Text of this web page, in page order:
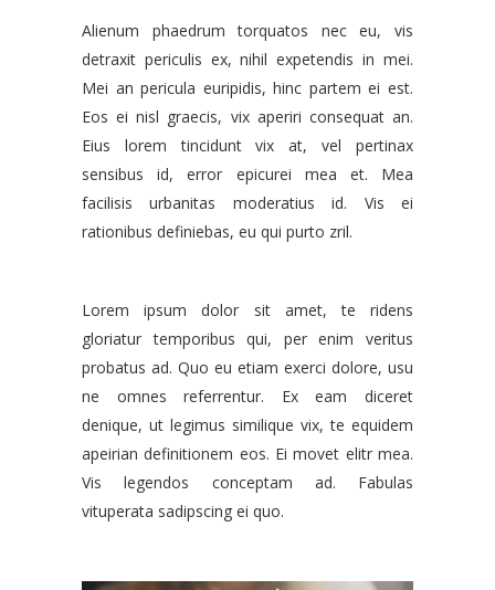
Alienum phaedrum torquatos nec eu, vis
detraxit periculis ex, nihil expetendis in mei.
Mei an pericula euripidis, hinc partem ei est.
Eos ei nisl graecis, vix aperiri consequat an.
Eius lorem tincidunt vix at, vel pertinax
sensibus id, error epicurei mea et. Mea
facilisis urbanitas moderatius id. Vis ei
rationibus definiebas, eu qui purto zril.
Lorem ipsum dolor sit amet, te ridens
gloriatur temporibus qui, per enim veritus
probatus ad. Quo eu etiam exerci dolore, usu
ne omnes referrentur. Ex eam diceret
denique, ut legimus similique vix, te equidem
apeirian definitionem eos. Ei movet elitr mea.
Vis legendos conceptam ad. Fabulas
vituperata sadipscing ei quo.